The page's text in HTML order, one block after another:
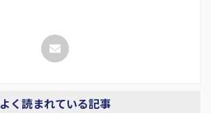
よく読まれている記事